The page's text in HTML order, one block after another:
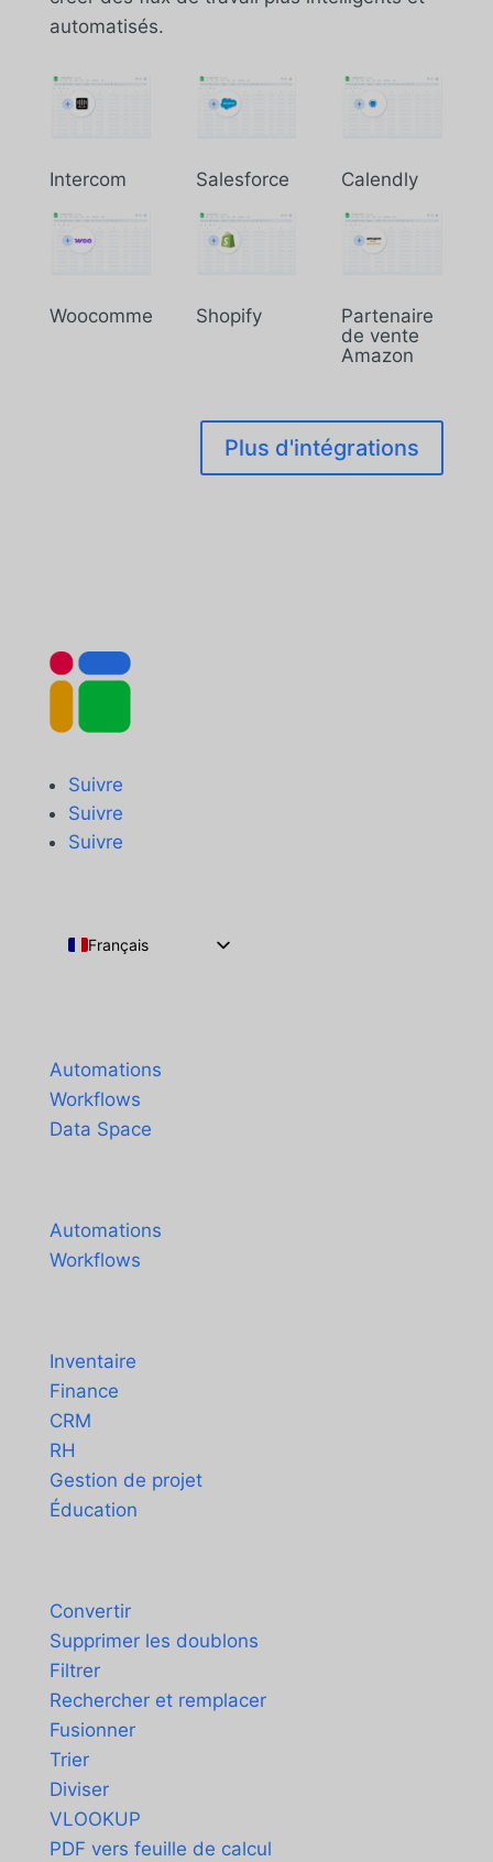
automatisés.
Intercom Salesforce Calendly
Woocommerce Shopify
Partenaire
de vente
Amazon
Plus d'intégrations
Suivre
Suivre
Suivre
Français
Automations
Workflows
Data Space
Automations
Workflows
Inventaire
Finance
CRM
RH
Gestion de projet
Éducation
Convertir
Supprimer les doublons
Filtrer
Rechercher et remplacer
Fusionner
Trier
Diviser
VLOOKUP
PDF vers feuille de calcul